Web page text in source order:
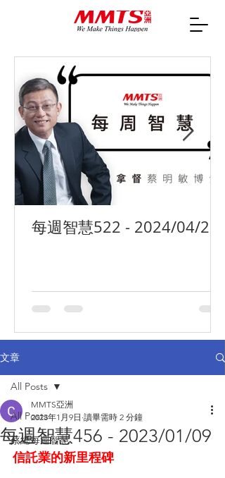
每週智慧522 - 2024/04/29
文章
All Posts
蔡總每週智慧
All Posts
每週智慧456 - 2023/01/09
MMTS亞洲
2023年1月9日 讀畢需時 2 分鐘
信託業的新里程碑